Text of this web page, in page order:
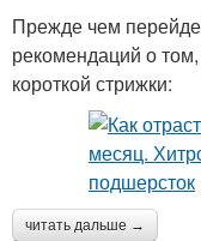
Прежде чем
рекомендаций о
короткой стрижки:
читать дальше →